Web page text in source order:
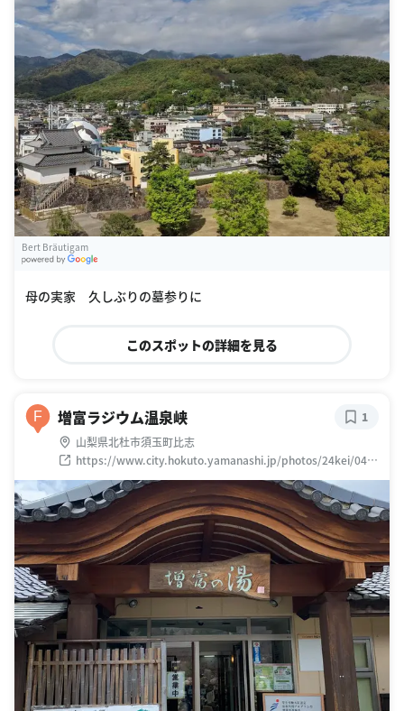
Bert Bräutigam
母の実家 久しぶりの墓参りに
このスポットの詳細を見る
F 増富ラジウム温泉峡
山梨県北杜市須玉町比志
https://www.city.hokuto.yamanashi.jp/photos/24kei/04-
masutomi/
1